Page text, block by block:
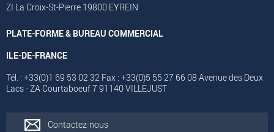
ZI La Croix-St-Pierre 19800 EYREIN
PLATE-FORME & BUREAU COMMERCIAL
ILE-DE-FRANCE
Tél. : +33(0)1 69 53 02 32 Fax : +33(0)5 55 27 66 08 Avenue des Deux
Lacs - ZA Courtaboeuf 7 91140 VILLEJUST
Contactez-nous